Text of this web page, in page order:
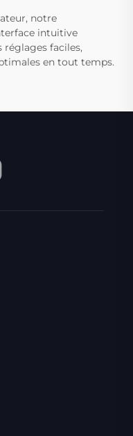
notre
intuitive
faciles,
en tout temps.